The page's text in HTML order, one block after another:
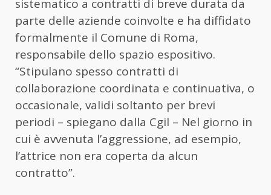
sistematico a contratti di breve durata da
parte delle aziende coinvolte e ha diffidato
formalmente il Comune di Roma,
responsabile dello spazio espositivo.
“Stipulano spesso contratti di
collaborazione coordinata e continuativa, o
occasionale, validi soltanto per brevi
periodi – spiegano dalla Cgil – Nel giorno in
cui è avvenuta l’aggressione, ad esempio,
l’attrice non era coperta da alcun
contratto”.